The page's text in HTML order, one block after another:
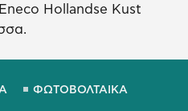
Hollandse Kust
ΦΩΤΟΒΟΛΤΑΙΚΑ